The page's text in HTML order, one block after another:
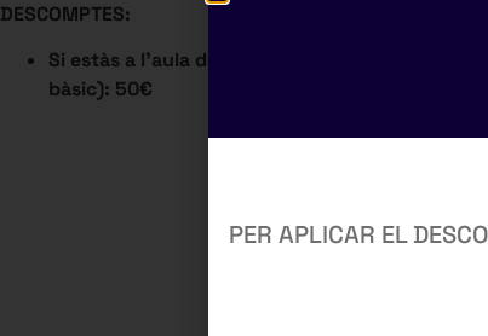
DESCOMPTES:
Si estàs a l’aula de materials d’estudi del cos
bàsic): 50€
PER APLICAR EL